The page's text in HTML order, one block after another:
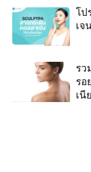
โป
เจ
รว
รอ
เนี